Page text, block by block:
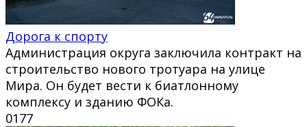
Дорога к спорту
Администрация округа заключила контракт на
строительство нового тротуара на улице
Мира. Он будет вести к биатлонному
комплексу и зданию ФОКа.
0177